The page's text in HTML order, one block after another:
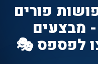
פורים
מבצעים
לפספס 🎭